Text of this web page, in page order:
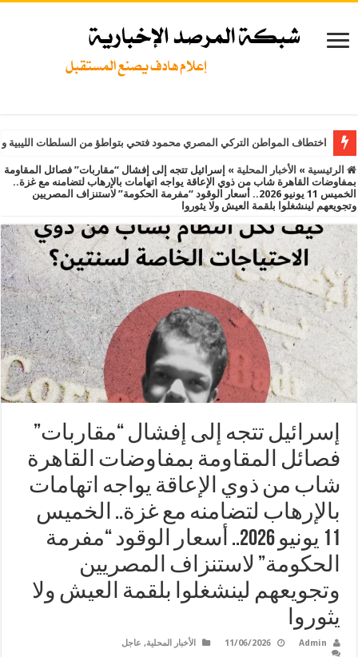
اختطاف المواطن التركي المصري محمود فتحي بتواطؤ من السلطات
الرئيسية » الأخبار المحلية » إسرائيل تتجه إلى إفشال “مقاربات” فصائل المقاومة
بمفاوضات القاهرة شاب من ذوي الإعاقة يواجه اتهامات بالإرهاب لتضامنه مع غزة..
الخميس 11 يونيو 2026.. أسعار الوقود “مفرمة الحكومة” لاستنزاف المصريين
وتجويعهم لينشغلوا بلقمة العيش ولا يثوروا
إسرائيل تتجه إلى إفشال “مقاربات”
فصائل المقاومة بمفاوضات القاهرة
شاب من ذوي الإعاقة يواجه اتهامات
بالإرهاب لتضامنه مع غزة.. الخميس
11 يونيو 2026.. أسعار الوقود “مفرمة
الحكومة” لاستنزاف المصريين
وتجويعهم لينشغلوا بلقمة العيش ولا
يثوروا
Admin
11/06/2026 الأخبار المحلية, عاجل